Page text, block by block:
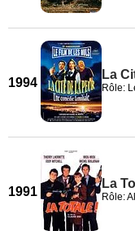
1994
La
Rôle:
1991
La
Rôle: